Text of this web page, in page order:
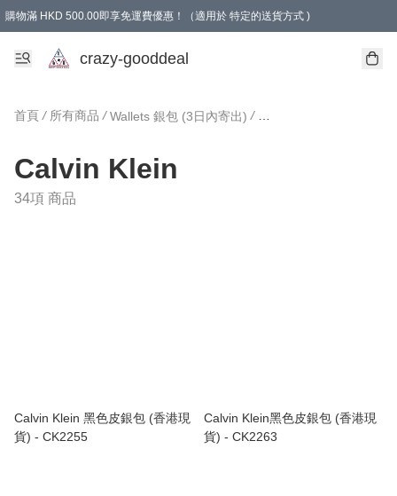
購物滿 HKD 500.00即享免運費優惠！（適用於 特定的送貨方式 )
成為會員可享免費禮品
crazy-gooddeal
首頁 / 所有商品 / Wallets 銀包 (3日內寄出) /
Calvin Klein
34項 商品
Calvin Klein 黑色皮銀包 (香港現
貨) - CK2255
Calvin Klein黑色皮銀包 (香港現
貨) - CK2263